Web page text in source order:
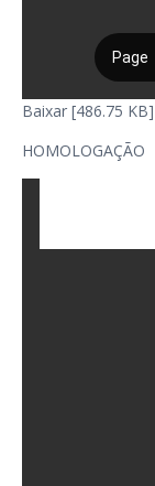
Baixar [486.75 KB]
HOMOLOGAÇÃO